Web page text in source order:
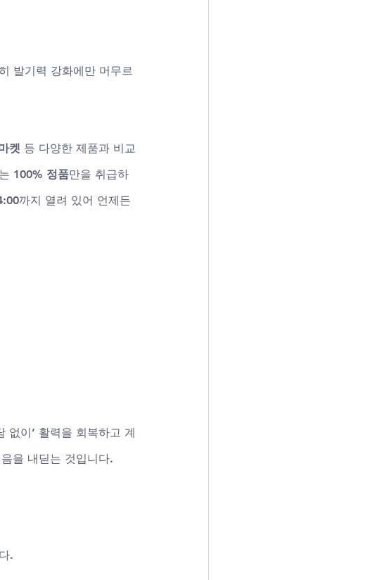
발기력 강화에만 머무르
켓 등 다양한 제품과 비교
100% 정품만을 취급하
까지 열려 있어 언제든
없이’ 활력을 회복하고 계
을 내딛는 것입니다.
.